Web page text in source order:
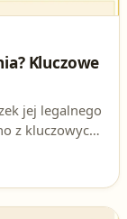
Kluczowe
jej legalnego
z kluczowych
utraciła